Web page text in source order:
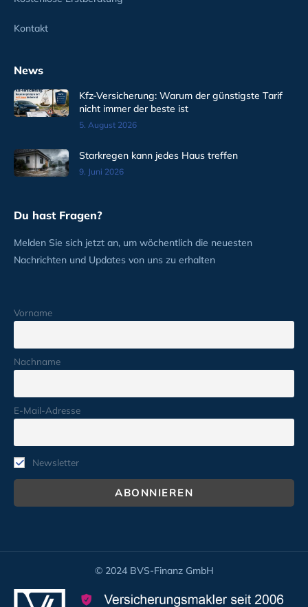
Kontakt
News
Kfz-Versicherung: Warum der günstigste Tarif
nicht immer der beste ist
5. August 2026
Starkregen kann jedes Haus treffen
9. Juni 2026
Du hast Fragen?
Melden Sie sich jetzt an, um wöchentlich die neuesten
Nachrichten und Updates von uns zu erhalten
Vorname
Nachname
E-Mail-Adresse
Newsletter
© 2024 BVS-Finanz GmbH